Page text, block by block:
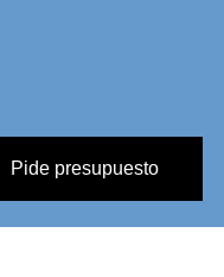
Pide presupuesto